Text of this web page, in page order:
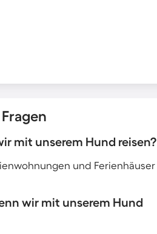
mit unserem Hund reisen?
und Ferienhäuser
wir mit unserem Hund